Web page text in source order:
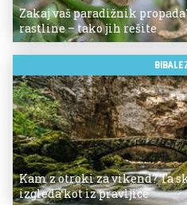
Zakaj vaš paradižnik
rastline – tako jih rešite
Kam z otroki za vikend? Ta
izgleda kot iz pravljice